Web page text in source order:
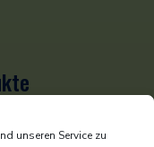
unseren Service zu